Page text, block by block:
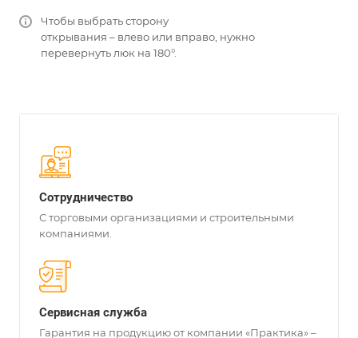
Чтобы выбрать сторону
открывания – влево или вправо, нужно
перевернуть люк на 180°.
Сотрудничество
С торговыми организациями и строительными
компаниями.
Сервисная служба
Гарантия на продукцию от компании «Практика» –